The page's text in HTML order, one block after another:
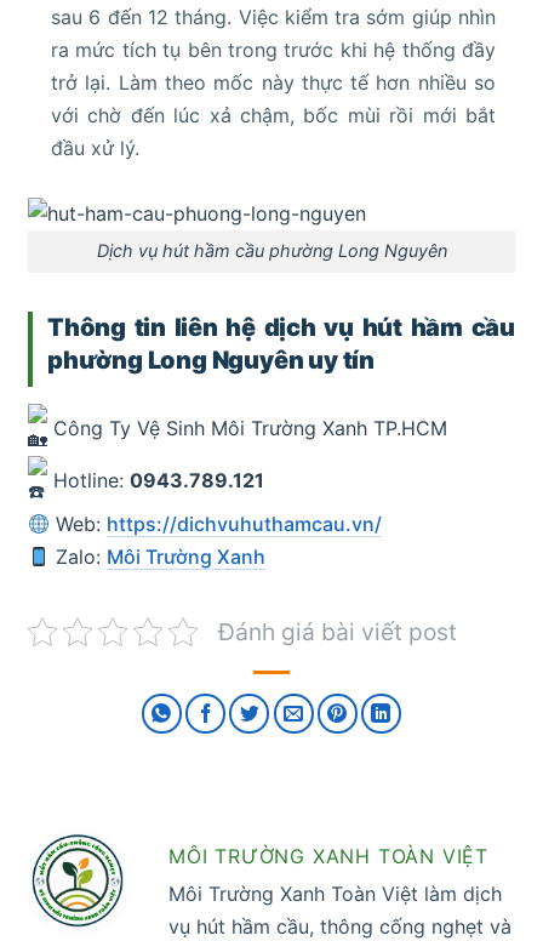
sau 6 đến 12 tháng. Việc kiểm tra sớm giúp nhìn
ra mức tích tụ bên trong trước khi hệ thống đầy
trở lại. Làm theo mốc này thực tế hơn nhiều so
với chờ đến lúc xả chậm, bốc mùi rồi mới bắt
đầu xử lý.
Dịch vụ hút hầm cầu phường Long Nguyên
Thông tin liên hệ dịch vụ hút hầm cầu
phường Long Nguyên uy tín
Công Ty Vệ Sinh Môi Trường Xanh TP.HCM
Hotline: 0943.789.121
Web: https://dichvuhuthamcau.vn/
Zalo: Môi Trường Xanh
Đánh giá bài viết post
MÔI TRƯỜNG XANH TOÀN VIỆT
Môi Trường Xanh Toàn Việt làm dịch
vụ hút hầm cầu, thông cống nghẹt và